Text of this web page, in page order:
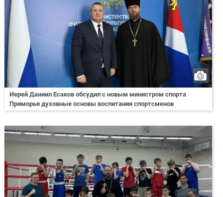
Иерей Даниил Есаков обсудил с новым министром спорта
Приморья духовные основы воспитания спортсменов